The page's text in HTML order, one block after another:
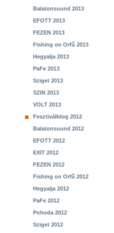
Balatonsound 2013
EFOTT 2013
FEZEN 2013
Fishing on Orfű 2013
Hegyalja 2013
PaFe 2013
Sziget 2013
SZIN 2013
VOLT 2013
Fesztiválblog 2012
Balatonsound 2012
EFOTT 2012
EXIT 2012
FEZEN 2012
Fishing on Orfű 2012
Hegyalja 2012
PaFe 2012
Pohoda 2012
Sziget 2012